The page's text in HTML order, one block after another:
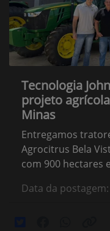
Tecnologia
projeto
Minas
Entregamos
Agrocitrus Bela
com 900 hectares
Data da